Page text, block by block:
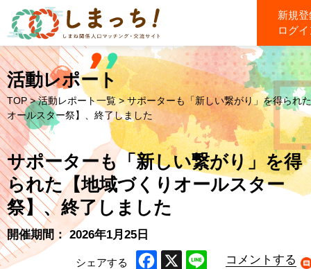
新規
ログ
活動レポート
TOP >活動レポート一覧> サポーターも「新しい繋がり」を得られ
オールスター祭】、終了しました
サポーターも「新しい繋がり」を得
られた【地域づくりオールスター
祭】、終了しました
開催期間： 2026年1月25日
シェアする
コメントする